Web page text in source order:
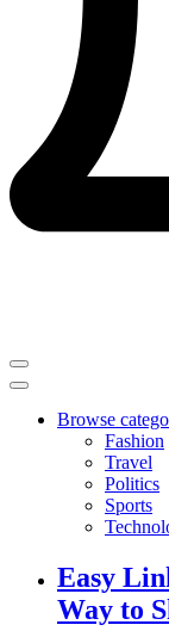
Browse
Fashion
Travel
Politics
Sports
Easy
Way to